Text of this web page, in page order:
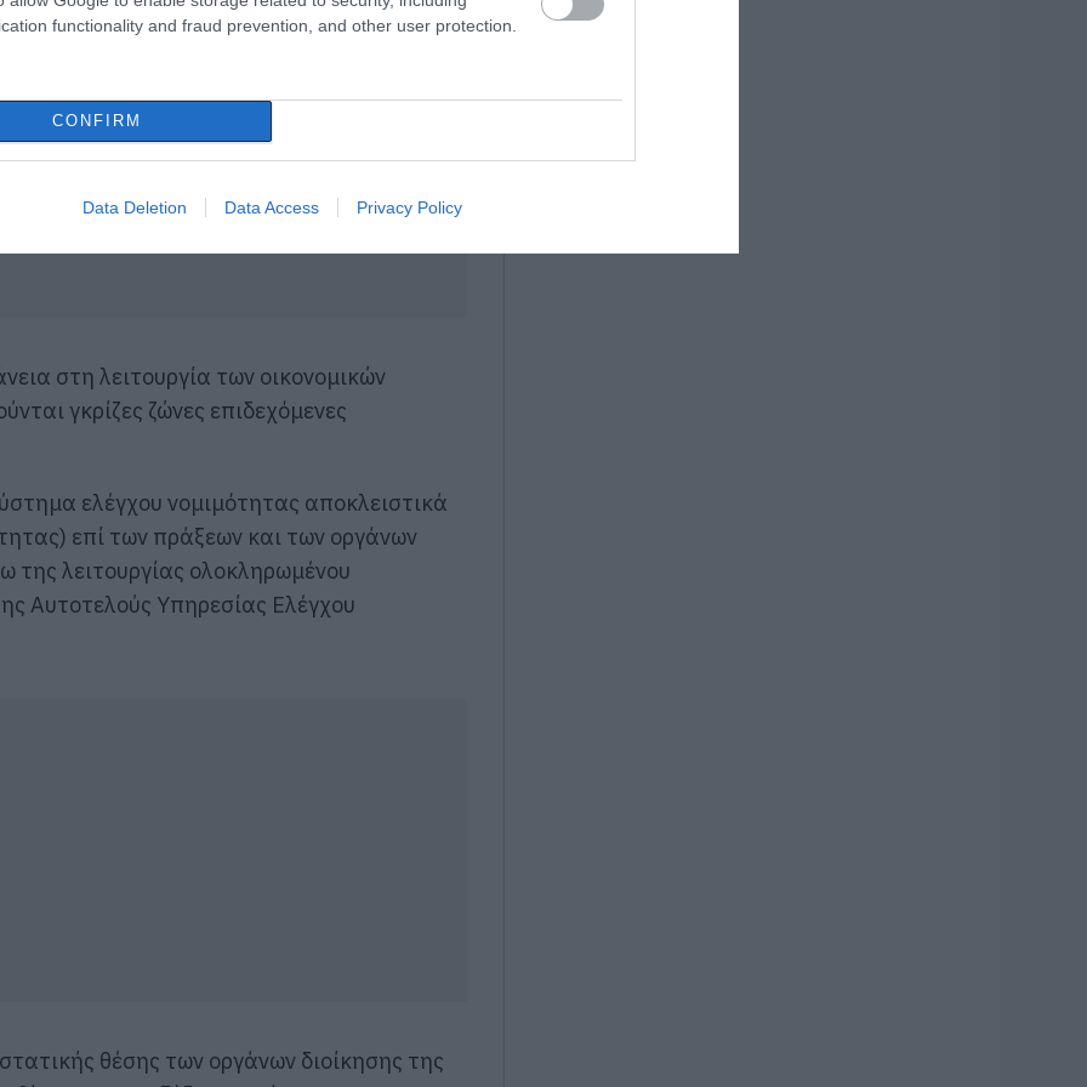
functionality and fraud prevention, and other user protection.
CONFIRM
Data Deletion Data Access Privacy Policy
στη λειτουργία των οικονομικών
γκρίζες ζώνες επιδεχόμενες
ελέγχου νομιμότητας αποκλειστικά
επί των πράξεων και των οργάνων
της λειτουργίας ολοκληρωμένου
Αυτοτελούς Υπηρεσίας Ελέγχου
θέσης των οργάνων διοίκησης της